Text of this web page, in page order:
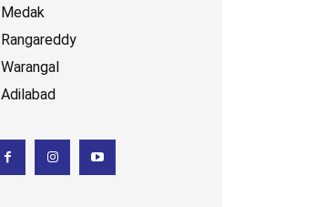
Medak
Rangareddy
Warangal
Adilabad